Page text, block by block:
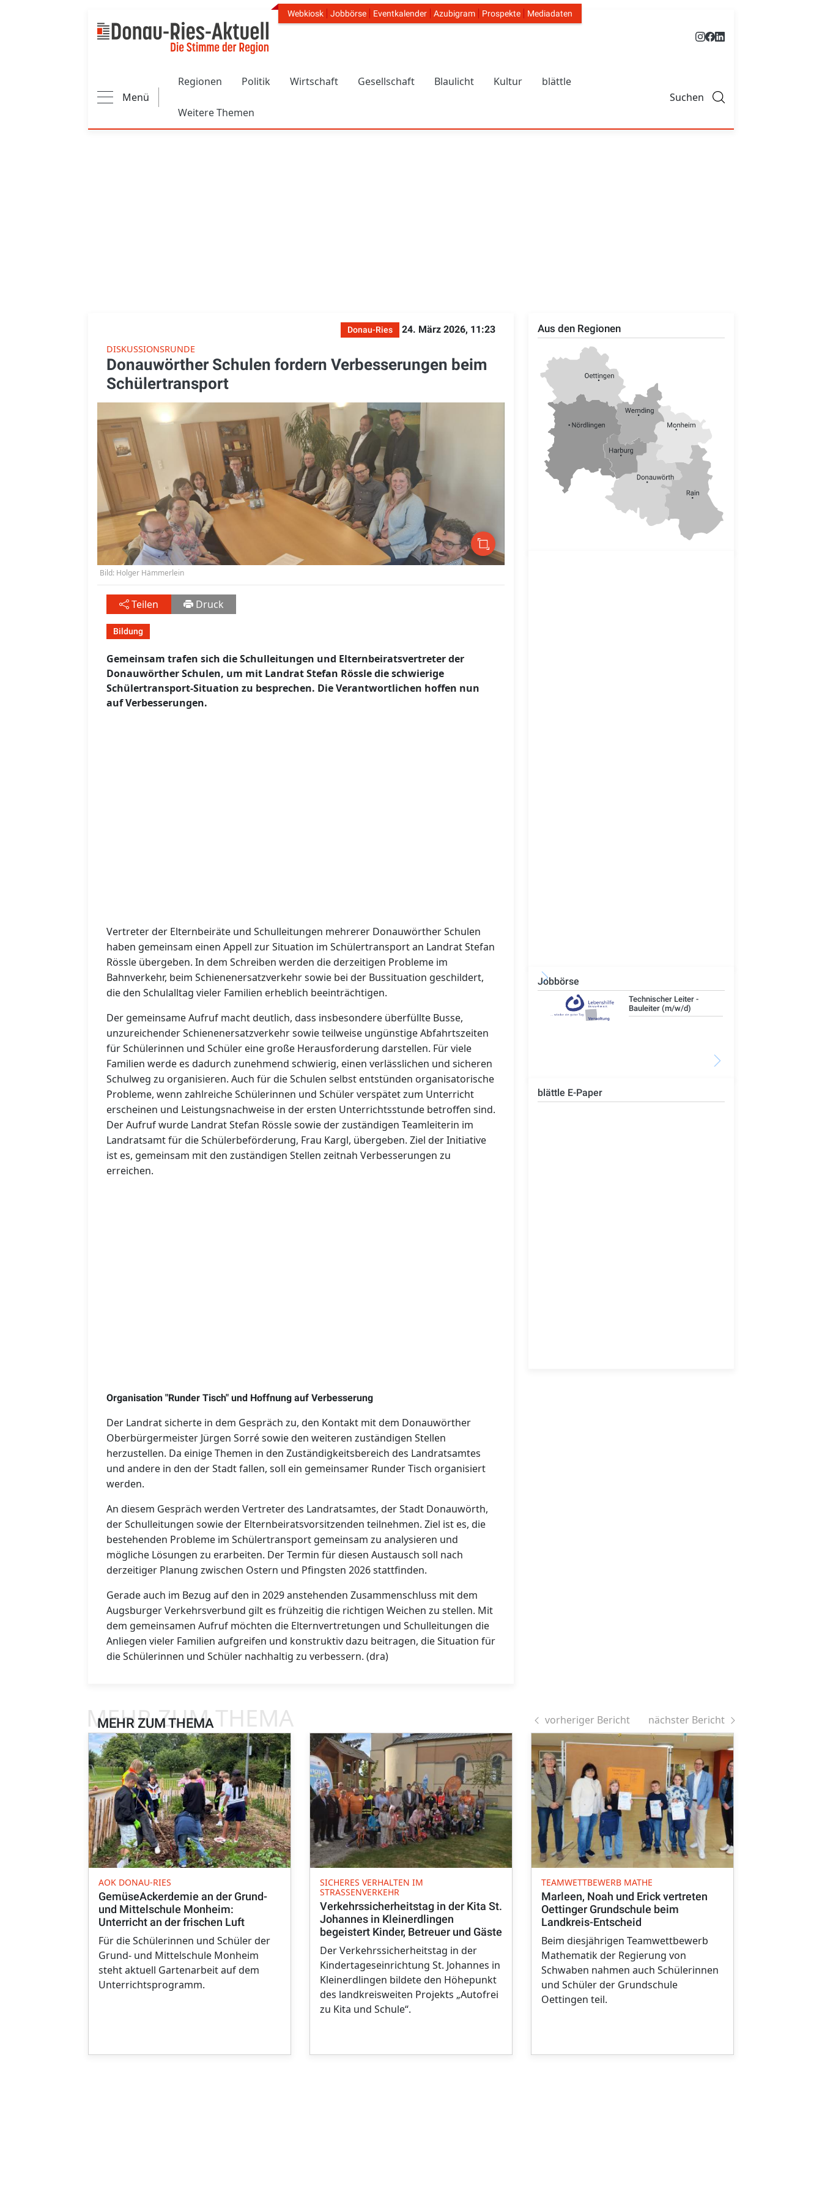
Header Navigation
Webkiosk Jobbörse Eventkalender Azubigram Prospekte Mediadaten
Menü
Regionen Politik Wirtschaft Gesellschaft Blaulicht Kultur blättle
Weitere Themen
Suchen
Donau-Ries
24. März 2026, 11:23
DISKUSSIONSRUNDE
Donauwörther Schulen fordern Verbesserungen beim
Schülertransport
Bild: Holger Hämmerlein
Teilen Druck
Bildung
Gemeinsam trafen sich die Schulleitungen und Elternbeiratsvertreter der
Donauwörther Schulen, um mit Landrat Stefan Rössle die schwierige
Schülertransport-Situation zu besprechen. Die Verantwortlichen hoffen nun
auf Verbesserungen.
Vertreter der Elternbeiräte und Schulleitungen mehrerer Donauwörther Schulen
haben gemeinsam einen Appell zur Situation im Schülertransport an Landrat Stefan
Rössle übergeben. In dem Schreiben werden die derzeitigen Probleme im
Bahnverkehr, beim Schienenersatzverkehr sowie bei der Bussituation geschildert,
die den Schulalltag vieler Familien erheblich beeinträchtigen.
Der gemeinsame Aufruf macht deutlich, dass insbesondere überfüllte Busse,
unzureichender Schienenersatzverkehr sowie teilweise ungünstige Abfahrtszeiten
für Schülerinnen und Schüler eine große Herausforderung darstellen. Für viele
Familien werde es dadurch zunehmend schwierig, einen verlässlichen und sicheren
Schulweg zu organisieren. Auch für die Schulen selbst entstünden organisatorische
Probleme, wenn zahlreiche Schülerinnen und Schüler verspätet zum Unterricht
erscheinen und Leistungsnachweise in der ersten Unterrichtsstunde betroffen sind.
Der Aufruf wurde Landrat Stefan Rössle sowie der zuständigen Teamleiterin im
Landratsamt für die Schülerbeförderung, Frau Kargl, übergeben. Ziel der Initiative
ist es, gemeinsam mit den zuständigen Stellen zeitnah Verbesserungen zu
erreichen.
Organisation "Runder Tisch" und Hoffnung auf Verbesserung
Der Landrat sicherte in dem Gespräch zu, den Kontakt mit dem Donauwörther
Oberbürgermeister Jürgen Sorré sowie den weiteren zuständigen Stellen
herzustellen. Da einige Themen in den Zuständigkeitsbereich des Landratsamtes
und andere in den der Stadt fallen, soll ein gemeinsamer Runder Tisch organisiert
werden.
An diesem Gespräch werden Vertreter des Landratsamtes, der Stadt Donauwörth,
der Schulleitungen sowie der Elternbeiratsvorsitzenden teilnehmen. Ziel ist es, die
bestehenden Probleme im Schülertransport gemeinsam zu analysieren und
mögliche Lösungen zu erarbeiten. Der Termin für diesen Austausch soll nach
derzeitiger Planung zwischen Ostern und Pfingsten 2026 stattfinden.
Gerade auch im Bezug auf den in 2029 anstehenden Zusammenschluss mit dem
Augsburger Verkehrsverbund gilt es frühzeitig die richtigen Weichen zu stellen. Mit
dem gemeinsamen Aufruf möchten die Elternvertretungen und Schulleitungen die
Anliegen vieler Familien aufgreifen und konstruktiv dazu beitragen, die Situation für
die Schülerinnen und Schüler nachhaltig zu verbessern. (dra)
Aus den Regionen
Jobbörse
Technischer Leiter -
Bauleiter (m/w/d)
blättle E-Paper
MEHR ZUM THEMA
MEHR ZUM THEMA vorheriger Bericht nächster Bericht
AOK DONAU-RIES
GemüseAckerdemie an der Grund-
und Mittelschule Monheim:
Unterricht an der frischen Luft
Für die Schülerinnen und Schüler der
Grund- und Mittelschule Monheim
steht aktuell Gartenarbeit auf dem
Unterrichtsprogramm.
SICHERES VERHALTEN IM
STRASSENVERKEHR
Verkehrssicherheitstag in der Kita St.
Johannes in Kleinerdlingen
begeistert Kinder, Betreuer und Gäste
Der Verkehrssicherheitstag in der
Kindertageseinrichtung St. Johannes in
Kleinerdlingen bildete den Höhepunkt
des landkreisweiten Projekts „Autofrei
zu Kita und Schule“.
TEAMWETTBEWERB MATHE
Marleen, Noah und Erick vertreten
Oettinger Grundschule beim
Landkreis-Entscheid
Beim diesjährigen Teamwettbewerb
Mathematik der Regierung von
Schwaben nahmen auch Schülerinnen
und Schüler der Grundschule
Oettingen teil.